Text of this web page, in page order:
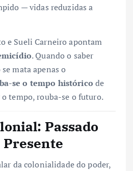
— vidas reduzidas a
e Sueli Carneiro apontam
. Quando o saber
mata apenas o
se o tempo histórico de
tempo, rouba-se o futuro.
Passado
Presente
da colonialidade do poder,